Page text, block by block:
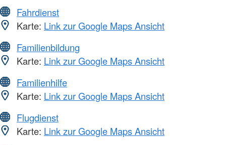
Fahrdienst
Karte: Link zur Google Maps Ansicht
Familienbildung
Karte: Link zur Google Maps Ansicht
Familienhilfe
Karte: Link zur Google Maps Ansicht
Flugdienst
Karte: Link zur Google Maps Ansicht